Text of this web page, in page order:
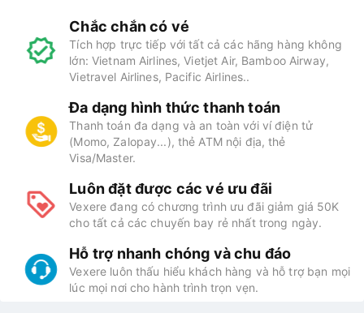
Chắc chắn có vé
Tích hợp trực tiếp với tất cả các hãng hàng không
lớn: Vietnam Airlines, Vietjet Air, Bamboo Airway,
Vietravel Airlines, Pacific Airlines..
Đa dạng hình thức thanh toán
Thanh toán đa dạng và an toàn với ví điện tử
(Momo, Zalopay...), thẻ ATM nội địa, thẻ
Visa/Master.
Luôn đặt được các vé ưu đãi
Vexere đang có chương trình ưu đãi giảm giá 50K
cho tất cả các chuyến bay rẻ nhất trong ngày.
Hỗ trợ nhanh chóng và chu đáo
Vexere luôn thấu hiểu khách hàng và hỗ trợ bạn mọi
lúc mọi nơi cho hành trình trọn vẹn.